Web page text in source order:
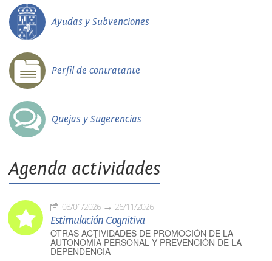
Ayudas y Subvenciones
Perfil de contratante
Quejas y Sugerencias
Agenda actividades
08/01/2026 26/11/2026
Estimulación Cognitiva
OTRAS ACTIVIDADES DE PROMOCIÓN DE LA
AUTONOMÍA PERSONAL Y PREVENCIÓN DE LA
DEPENDENCIA